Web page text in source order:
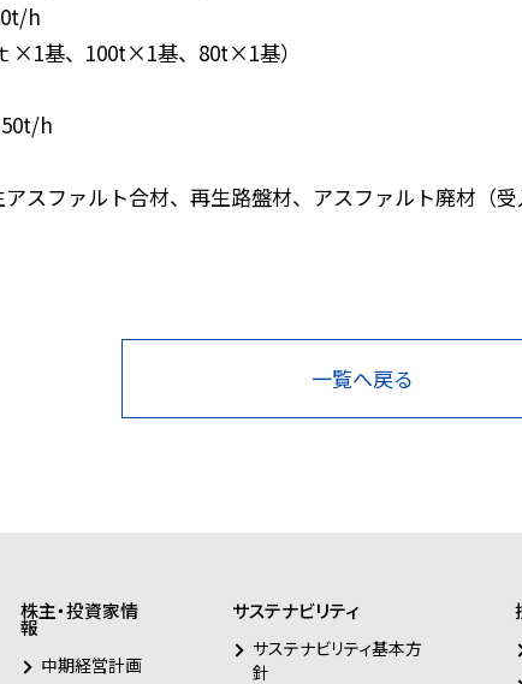
h
×1基、100t×1基、80t×1基）
h
スファルト合材、再生路盤材、アスファルト廃材（
一覧へ戻る
株主・投資家情
報
中期経営計画
サステナビリティ
サステナビリティ基本方
針